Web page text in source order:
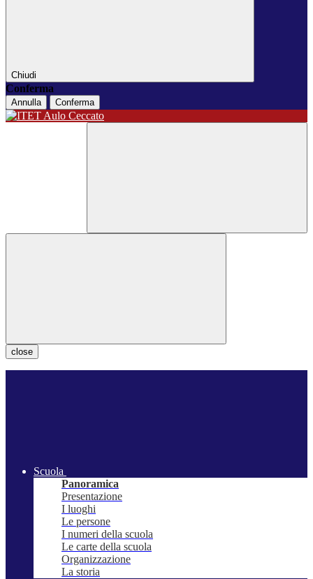
Chiudi
Conferma
Annulla Conferma
close
Scuola
Panoramica
Presentazione
I luoghi
Le persone
I numeri della scuola
Le carte della scuola
Organizzazione
La storia